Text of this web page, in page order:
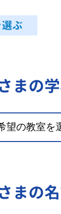
ぶ
まの
まの